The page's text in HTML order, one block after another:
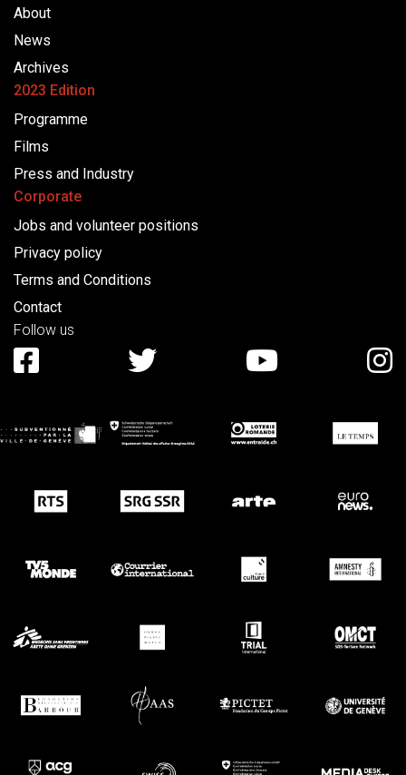
About
News
Archives
2023 Edition
Programme
Films
Press and Industry
Corporate
Jobs and volunteer positions
Privacy policy
Terms and Conditions
Contact
Follow us